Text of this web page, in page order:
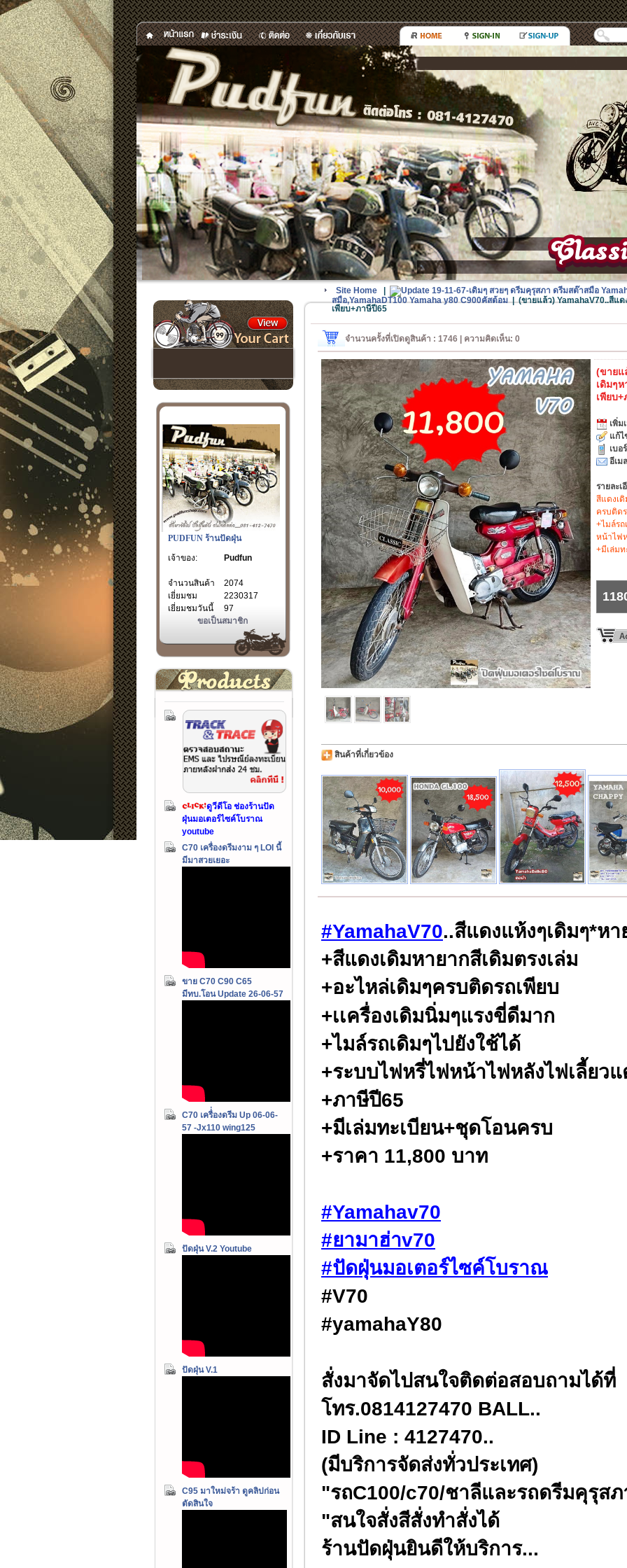
PUDFUN ร้านปัดฝุ่น
เจ้าของ:
Pudfun
จำนวนสินค้า
2074
เยี่ยมชม
2230317
เยี่ยมชมวันนี้
97
ขอเป็นสมาชิก
ดูวีดีโอ ช่องร้านปัด
ฝุ่นมอเตอร์ไซค์โบราณ
youtube
C70 เครื่องดรีมงาม ๆ LOI นี้
มีมาสวยเยอะ
ขาย C70 C90 C65
มีทบ.โอน Update 26-06-57
C70 เครื่่องดรีม Up 06-06-
57 -Jx110 wing125
ปัดฝุ่น V.2 Youtube
ปัดฝุ่น V.1
C95 มาใหม่จร้า ดูคลิปก่อน
ตัดสินใจ
Site Home |
Update 19-11-67-เดิมๆ สวยๆ ดรีมคุรุสภา ดรีมสต๊าสมือ
สมือ,YamahaDT100 Yamaha y80 C900คัสต้อม|(ขายแล้ว) YamahaV70..สีแ
เพียบ+ภาษีปี65
จำนวนครั้งที่เปิดดูสินค้า : 1746 | ความคิดเห็น: 0
(ขายแ
เดิมๆ
เพียบ
เพิ่ม
แก้ไ
เบอ
อีเม
รายละเ
สีแดงเดิ
ครบติด
+ไมล์ร
หน้าไฟ
+มีเล่ม
สินค้าที่เกี่ยวข้อง
#YamahaV70..สีแดงแห้งๆเดิมๆ*หา
+สีแดงเดิมหายากสีเดิมตรงเล่ม
+อะไหล่เดิมๆครบติดรถเพียบ
+เเครื่องเดิมนิ่มๆแรงขี่ดีมาก
+ไมล์รถเดิมๆไปยังใช้ได้
+ระบบ​ไฟ​หรี่ไฟหน้าไฟหลังไฟเลี้ยว
+ภาษีปี65
+มีเล่มทะเบี​ย​น​+ชุด​โอน​ครบ​
+ราคา 11,800 บาท
#Yamahav70
#ยามาฮ่าv70
#ปัดฝุ่นมอเตอร์ไซค์โบราณ
#V70
#yamahaY80
สั่งมาจัดไปสนใจติดต่อสอบถามได้ที่
โทร.0814127470 BALL..
ID Line : 4127470..
(มีบริการจัดส่งทั่วประเทศ)
"รถC100/c70/ชาลีและรถดรีมคุรุสภ
"สนใจสั่งสีสั่งทำสั่งได้​
ร้านปัดฝุ่นยินดีให้บริการ...